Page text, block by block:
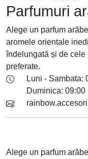
Parfumuri
Alege un parfum
aromele orientale
îndelungată și de cele
preferate.
Luni - Sambata:
Duminica: 09:00
Alege un parfum